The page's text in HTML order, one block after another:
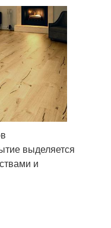
выделяется
и